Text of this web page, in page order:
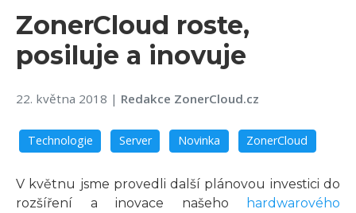
ZonerCloud roste,
posiluje a inovuje
22. května 2018 | Redakce ZonerCloud.cz
Technologie Server Novinka ZonerCloud
V květnu jsme provedli další plánovou investici do
rozšíření a inovace našeho
hardwarového